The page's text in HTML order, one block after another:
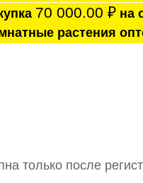
70 000.00 ₽на
растения
только после